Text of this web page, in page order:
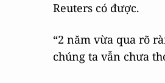
Reuters có được.
“2 năm vừa qua rõ
chúng ta vẫn chưa